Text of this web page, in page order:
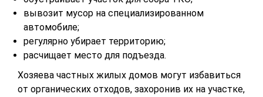
вывозит мусор на специализированном
автомобиле;
регулярно убирает территорию;
расчищает место для подъезда.
Хозяева частных жилых домов могут избавиться
от органических отходов, захоронив их на участке,